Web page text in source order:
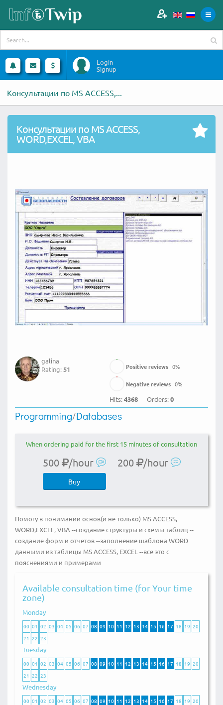
Login
Signup
Консультации по MS ACCESS,...
Консультации по MS ACCESS,
WORD,EXCEL, VBA
galina
Rating:51 Positive reviews 0%
Negative reviews 0%
Hits:4368 Orders:0
Programming/Databases
When ordering paid for the first 15 minutes of consultation
500 /hour
Buy
200 /hour
Помогу в понимании основ(и не только) MS ACCESS,
WORD,EXCEL, VBA --создание структуры и схемы таблиц --
создание форм и отчетов --заполнение шаблона WORD
данными из таблицы MS ACCESS, EXCEL --все это с
пояснениями и примерами
Available consultation time (for Your time
zone)
Monday
00 01 02 03 04 05 06 07 08 09 10 11 12 13 14 15 16 17 18 19 20
21 22 23
Tuesday
00 01 02 03 04 05 06 07 08 09 10 11 12 13 14 15 16 17 18 19 20
21 22 23
Wednesday
00 01 02 03 04 05 06 07 08 09 10 11 12 13 14 15 16 17 18 19 20